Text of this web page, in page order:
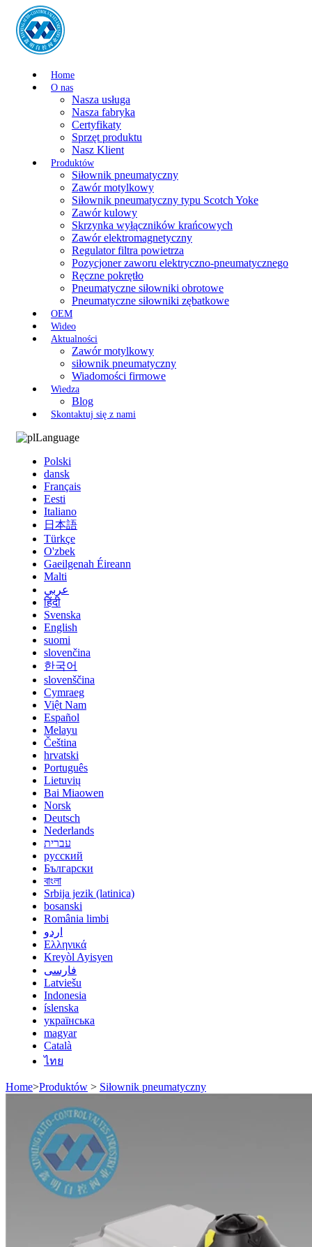
Home
O nas
Nasza usługa
Nasza fabryka
Certyfikaty
Sprzęt produktu
Nasz Klient
Produktów
Siłownik pneumatyczny
Zawór motylkowy
Siłownik pneumatyczny typu Scotch Yoke
Zawór kulowy
Skrzynka wyłączników krańcowych
Zawór elektromagnetyczny
Regulator filtra powietrza
Pozycjoner zaworu elektryczno-pneumatycznego
Ręczne pokrętło
Pneumatyczne siłowniki obrotowe
Pneumatyczne siłowniki zębatkowe
OEM
Wideo
Aktualności
Zawór motylkowy
siłownik pneumatyczny
Wiadomości firmowe
Wiedza
Blog
Skontaktuj się z nami
Language
Polski
dansk
Français
Eesti
Italiano
日本語
Türkçe
O'zbek
Gaeilgenah Éireann
Malti
عربي
हिंदी
Svenska
English
suomi
slovenčina
한국어
slovenščina
Cymraeg
Việt Nam
Español
Melayu
Čeština
hrvatski
Português
Lietuvių
Bai Miaowen
Norsk
Deutsch
Nederlands
עברית
русский
Български
বাংলা
Srbija jezik (latinica)
bosanski
România limbi
اردو
Ελληνικά
Kreyòl Ayisyen
فارسی
Latviešu
Indonesia
íslenska
українська
magyar
Català
ไทย
Home>Produktów > Siłownik pneumatyczny